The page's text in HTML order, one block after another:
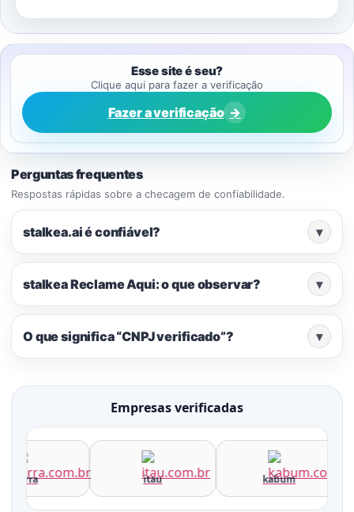
Esse site é seu?
Clique aqui para fazer a verificação
Fazer a verificação →
Perguntas frequentes
Respostas rápidas sobre a checagem de confiabilidade.
stalkea.ai é confiável? ▾
stalkea Reclame Aqui: o que observar? ▾
O que significa “CNPJ verificado”? ▾
Empresas verificadas
terra itau kabum